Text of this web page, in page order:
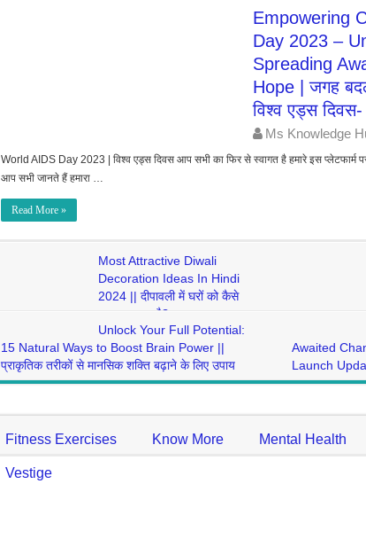
Empowering
Day 2023 –
Spreading
Hope | जगह
विश्व एड्स
Ms Knowledge
World AIDS Day 2023 | विश्व एड्स दिवस आप सभी का फिर से स्वागत है हमारे इस
आप सभी जानते हैं हमारा …
Read More »
Most Attractive Diwali
Decoration Ideas In Hindi
2024 || दीपावली में घरों को कैसे
सजाया जाता है?
Ms Knowledge Hub
November 11, 2023
प्रभावी तनाव
Ms
Unlock Your Full Potential:
15 Natural Ways to Boost Brain Power ||
प्राकृतिक तरीकों से मानसिक शक्ति बढ़ाने के लिए उपाय
Ms Knowledge Hub
October 5, 2023
Awaited
Launch
Ms
Fitness Exercises Know More Mental Health
Vestige